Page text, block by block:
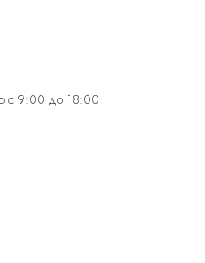
с 9:00 до 18:00